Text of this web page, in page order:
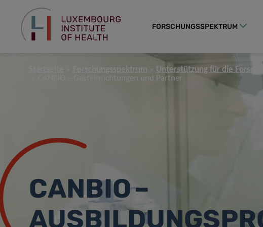
FORSCHUNGSSPEKTRUM
Forschungsspektrum Unterstützung für die
CANBIO – Gasteinrichtungen und Partner
CANBIO –